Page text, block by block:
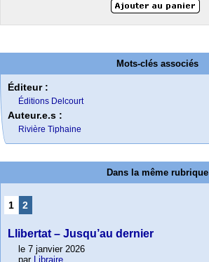
Mots-clés associés
Éditeur :
Éditions Delcourt
Auteur.e.s :
Rivière Tiphaine
Dans la même rubrique
1 2
Llibertat – Jusqu’au dernier
le 7 janvier 2026
par Libraire